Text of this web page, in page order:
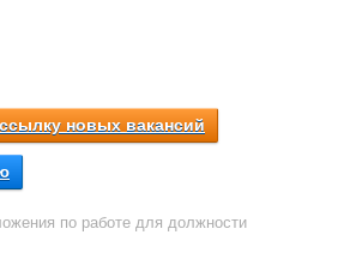
новых вакансий
по работе для должности